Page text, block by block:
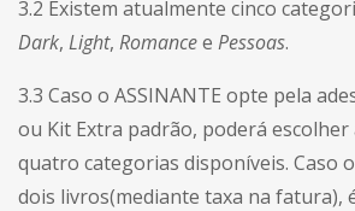
3.2 Existem atualmente cinco
Dark, Light, Romancee Pessoas.
3.3 Caso o ASSINANTE opte pela
ou Kit Extra padrão, poderá escolher
quatro categorias disponíveis. Caso
dois livros(mediante taxa na fatura),